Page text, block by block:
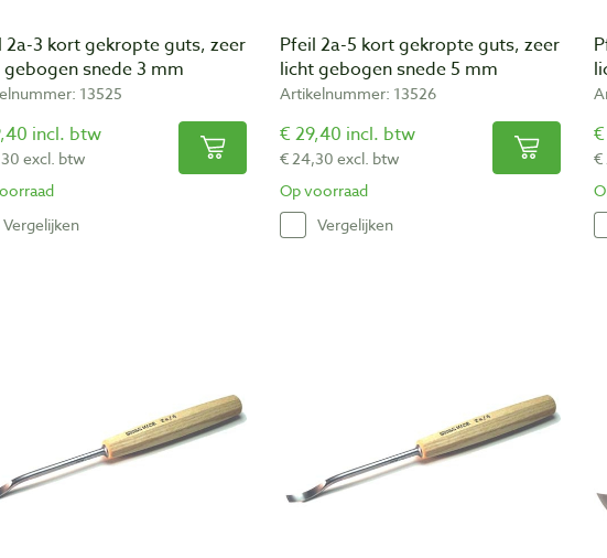
2a-3 kort gekropte guts, zeer
snede 3 mm
13525
incl. btw
excl. btw
Vergelijken
Pfeil 2a-5 kort gekropte guts, zeer
licht gebogen snede 5 mm
Artikelnummer: 13526
€ 29,40 incl. btw
€ 24,30 excl. btw
Op voorraad
Vergelijken
€